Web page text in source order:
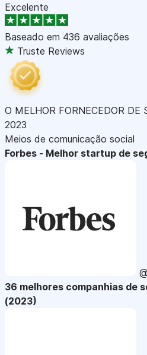
Excelente
Baseado em 436 avaliações
Truste Reviews
O MELHOR FORNECEDOR DE
2023
Meios de comunicação social
Forbes - Melhor startup de
36 melhores companhias de
(2023)